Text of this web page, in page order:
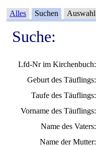
Alles Suchen Auswahl
Suche:
Lfd-Nr im Kirchenbuch:
Geburt des Täuflings:
Taufe des Täuflings:
Vorname des Täuflings:
Name des Vaters:
Name der Mutter: